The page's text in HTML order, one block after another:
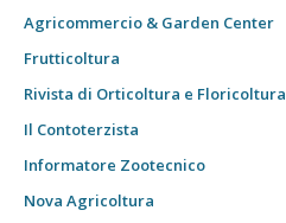
Agricommercio & Garden Center
Frutticoltura
Rivista di Orticoltura e Floricoltura
Il Contoterzista
Informatore Zootecnico
Nova Agricoltura